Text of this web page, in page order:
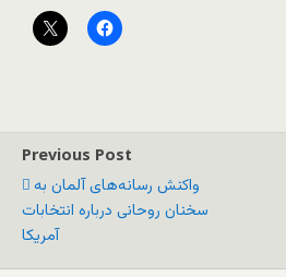
Previous Post
واکنش رسانه‌های آلمان به
سخنان روحانی درباره انتخابات
آمریکا